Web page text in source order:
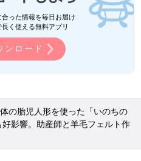
った情報を毎日お届け
く使える無料アプリ
ンロード
の胎児人形を使った「いのちの
影響。助産師と羊毛フェルト作